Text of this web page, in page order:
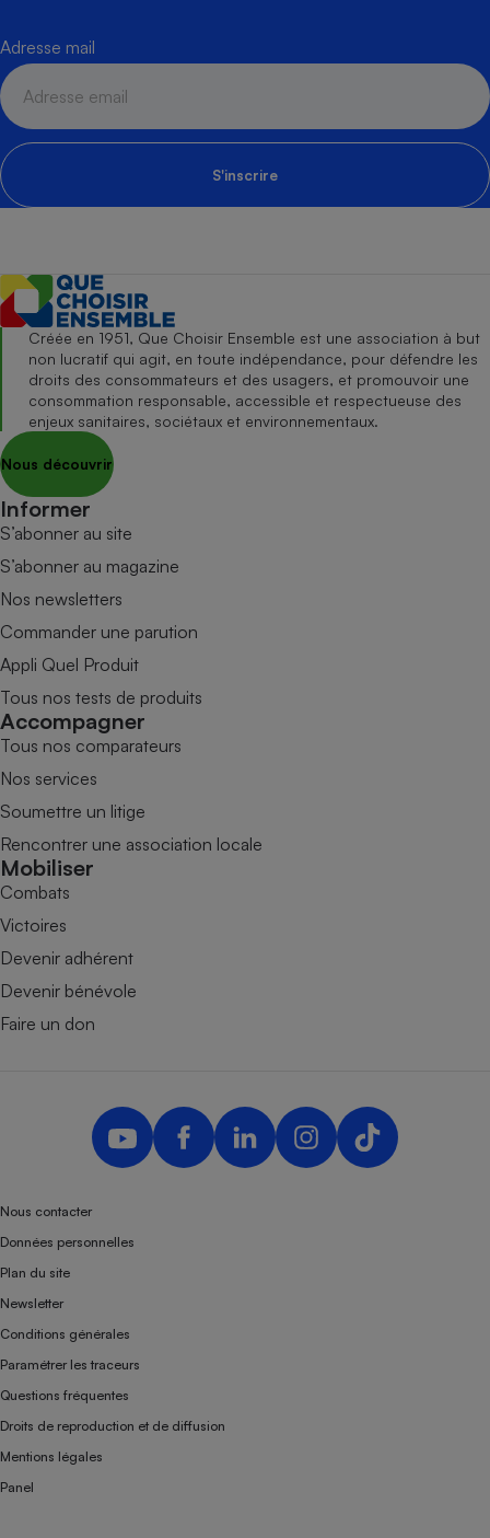
Adresse mail
S'inscrire
Créée en 1951, Que Choisir Ensemble est une association à but
non lucratif qui agit, en toute indépendance, pour défendre les
droits des consommateurs et des usagers, et promouvoir une
consommation responsable, accessible et respectueuse des
enjeux sanitaires, sociétaux et environnementaux.
Nous découvrir
Informer
S’abonner au site
S’abonner au magazine
Nos newsletters
Commander une parution
Appli Quel Produit
Tous nos tests de produits
Accompagner
Tous nos comparateurs
Nos services
Soumettre un litige
Rencontrer une association locale
Mobiliser
Combats
Victoires
Devenir adhérent
Devenir bénévole
Faire un don
Nous contacter
Données personnelles
Plan du site
Newsletter
Conditions générales
Paramétrer les traceurs
Questions fréquentes
Droits de reproduction et de diffusion
Mentions légales
Panel